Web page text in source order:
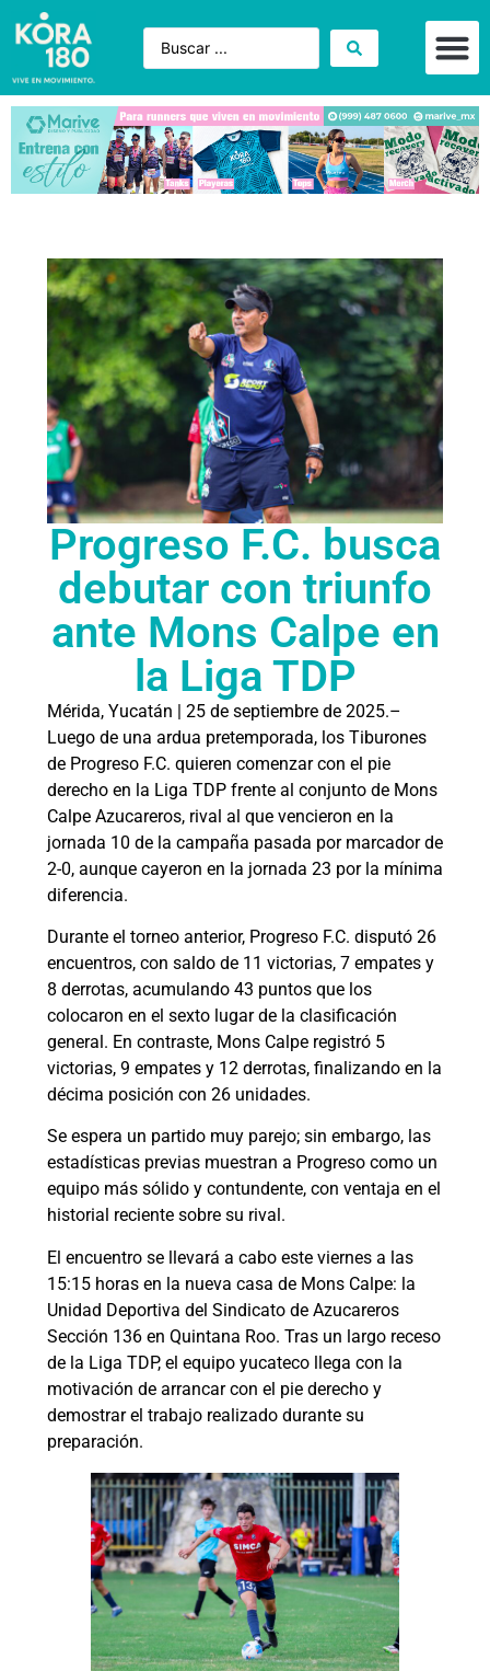
Progreso F.C. busca
debutar con triunfo
ante Mons Calpe en
la Liga TDP
Mérida, Yucatán | 25 de septiembre de 2025.–
Luego de una ardua pretemporada, los Tiburones
de Progreso F.C. quieren comenzar con el pie
derecho en la Liga TDP frente al conjunto de Mons
Calpe Azucareros, rival al que vencieron en la
jornada 10 de la campaña pasada por marcador de
2-0, aunque cayeron en la jornada 23 por la mínima
diferencia.
Durante el torneo anterior, Progreso F.C. disputó 26
encuentros, con saldo de 11 victorias, 7 empates y
8 derrotas, acumulando 43 puntos que los
colocaron en el sexto lugar de la clasificación
general. En contraste, Mons Calpe registró 5
victorias, 9 empates y 12 derrotas, finalizando en la
décima posición con 26 unidades.
Se espera un partido muy parejo; sin embargo, las
estadísticas previas muestran a Progreso como un
equipo más sólido y contundente, con ventaja en el
historial reciente sobre su rival.
El encuentro se llevará a cabo este viernes a las
15:15 horas en la nueva casa de Mons Calpe: la
Unidad Deportiva del Sindicato de Azucareros
Sección 136 en Quintana Roo. Tras un largo receso
de la Liga TDP, el equipo yucateco llega con la
motivación de arrancar con el pie derecho y
demostrar el trabajo realizado durante su
preparación.